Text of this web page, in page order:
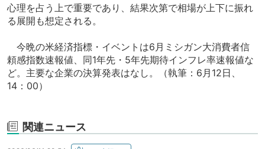
心理を占う上で重要であり、結果次第で相場が上下に振れ
る展開も想定される。
今晩の米経済指標・イベントは6月ミシガン大消費者信
頼感指数速報値、同1年先・5年先期待インフレ率速報値な
ど。主要な企業の決算発表はなし。（執筆：6月12日、
14：00）
関連ニュース